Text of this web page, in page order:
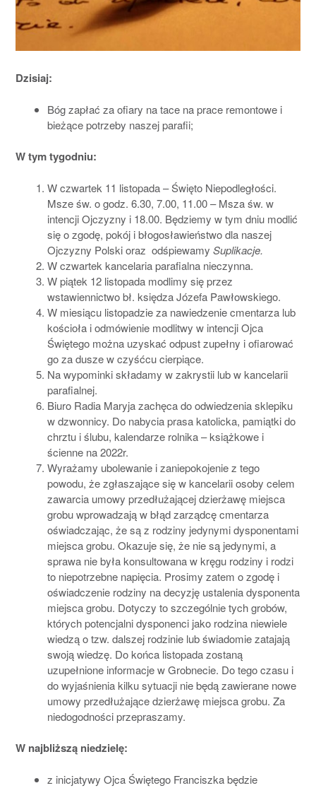
Dzisiaj:
Bóg zapłać za ofiary na tace na prace remontowe i
bieżące potrzeby naszej parafii;
W tym tygodniu:
W czwartek 11 listopada – Święto Niepodległości.
Msze św. o godz. 6.30, 7.00, 11.00 – Msza św. w
intencji Ojczyzny i 18.00. Będziemy w tym dniu modlić
się o zgodę, pokój i błogosławieństwo dla naszej
Ojczyzny Polski oraz odśpiewamy Suplikacje.
W czwartek kancelaria parafialna nieczynna.
W piątek 12 listopada modlimy się przez
wstawiennictwo bł. księdza Józefa Pawłowskiego.
W miesiącu listopadzie za nawiedzenie cmentarza lub
kościoła i odmówienie modlitwy w intencji Ojca
Świętego można uzyskać odpust zupełny i ofiarować
go za dusze w czyśćcu cierpiące.
Na wypominki składamy w zakrystii lub w kancelarii
parafialnej.
Biuro Radia Maryja zachęca do odwiedzenia sklepiku
w dzwonnicy. Do nabycia prasa katolicka, pamiątki do
chrztu i ślubu, kalendarze rolnika – książkowe i
ścienne na 2022r.
Wyrażamy ubolewanie i zaniepokojenie z tego
powodu, że zgłaszające się w kancelarii osoby celem
zawarcia umowy przedłużającej dzierżawę miejsca
grobu wprowadzają w błąd zarządcę cmentarza
oświadczając, że są z rodziny jedynymi dysponentami
miejsca grobu. Okazuje się, że nie są jedynymi, a
sprawa nie była konsultowana w kręgu rodziny i rodzi
to niepotrzebne napięcia. Prosimy zatem o zgodę i
oświadczenie rodziny na decyzję ustalenia dysponenta
miejsca grobu. Dotyczy to szczególnie tych grobów,
których potencjalni dysponenci jako rodzina niewiele
wiedzą o tzw. dalszej rodzinie lub świadomie zatajają
swoją wiedzę. Do końca listopada zostaną
uzupełnione informacje w Grobnecie. Do tego czasu i
do wyjaśnienia kilku sytuacji nie będą zawierane nowe
umowy przedłużające dzierżawę miejsca grobu. Za
niedogodności przepraszamy.
W najbliższą niedzielę:
z inicjatywy Ojca Świętego Franciszka będzie